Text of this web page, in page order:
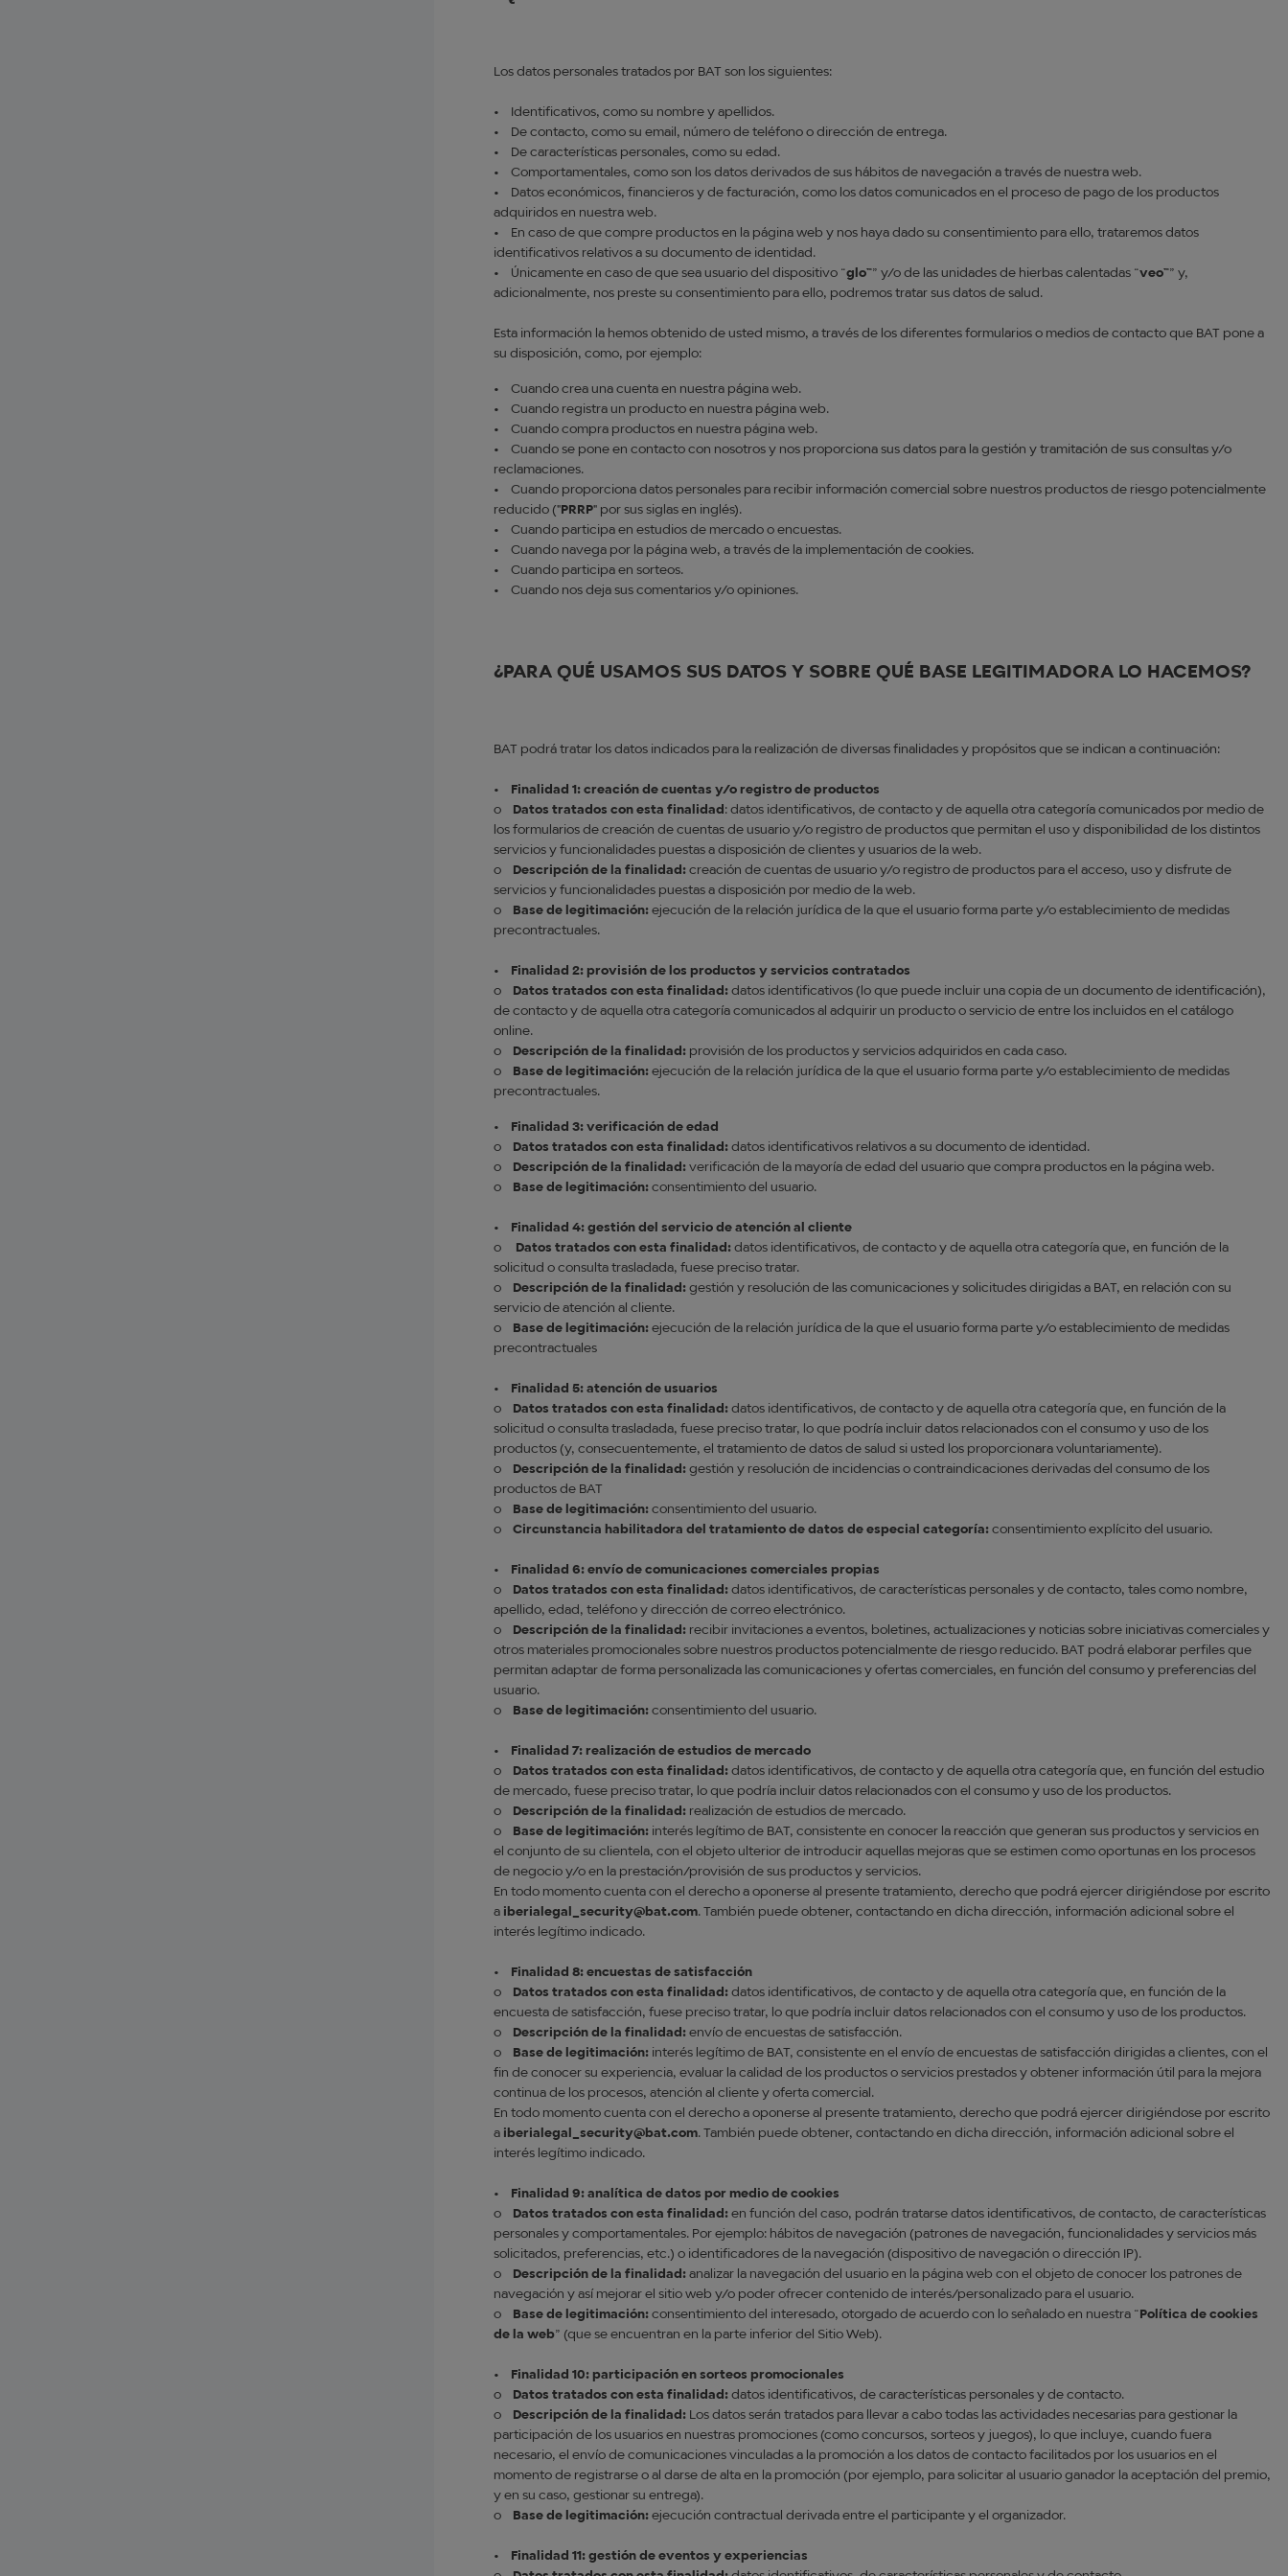
Los datos personales tratados por BAT son los siguientes:
• Identificativos, como su nombre y apellidos.
• De contacto, como su email, número de teléfono o dirección de entrega.
• De características personales, como su edad.
• Comportamentales, como son los datos derivados de sus hábitos de navegación a través de nuestra web.
• Datos económicos, financieros y de facturación, como los datos comunicados en el proceso de pago de los productos
adquiridos en nuestra web.
• En caso de que compre productos en la página web y nos haya dado su consentimiento para ello, trataremos datos
identificativos relativos a su documento de identidad.
• Únicamente en caso de que sea usuario del dispositivo “glo™” y/o de las unidades de hierbas calentadas “veo™” y,
adicionalmente, nos preste su consentimiento para ello, podremos tratar sus datos de salud.
Esta información la hemos obtenido de usted mismo, a través de los diferentes formularios o medios de contacto que BAT pone a
su disposición, como, por ejemplo:
• Cuando crea una cuenta en nuestra página web.
• Cuando registra un producto en nuestra página web.
• Cuando compra productos en nuestra página web.
• Cuando se pone en contacto con nosotros y nos proporciona sus datos para la gestión y tramitación de sus consultas y/o
reclamaciones.
• Cuando proporciona datos personales para recibir información comercial sobre nuestros productos de riesgo potencialmente
reducido (" PRRP" por sus siglas en inglés).
• Cuando participa en estudios de mercado o encuestas.
• Cuando navega por la página web, a través de la implementación de cookies.
• Cuando participa en sorteos.
• Cuando nos deja sus comentarios y/o opiniones.
¿PARA QUÉ USAMOS SUS DATOS Y SOBRE QUÉ BASE LEGITIMADORA LO HACEMOS?
BAT podrá tratar los datos indicados para la realización de diversas finalidades y propósitos que se indican a continuación:
•
Finalidad 1: creación de cuentas y/o registro de productos
o
Datos tratados con esta finalidad : datos identificativos, de contacto y de aquella otra categoría comunicados por medio de
los formularios de creación de cuentas de usuario y/o registro de productos que permitan el uso y disponibilidad de los distintos
servicios y funcionalidades puestas a disposición de clientes y usuarios de la web.
o
Descripción de la finalidad:creación de cuentas de usuario y/o registro de productos para el acceso, uso y disfrute de
servicios y funcionalidades puestas a disposición por medio de la web.
o
Base de legitimación: ejecución de la relación jurídica de la que el usuario forma parte y/o establecimiento de medidas
precontractuales.
•
Finalidad 2: provisión de los productos y servicios contratados
o
Datos tratados con esta finalidad: datos identificativos (lo que puede incluir una copia de un documento de identificación),
de contacto y de aquella otra categoría comunicados al adquirir un producto o servicio de entre los incluidos en el catálogo
online.
o
Descripción de la finalidad: provisión de los productos y servicios adquiridos en cada caso.
o
Base de legitimación: ejecución de la relación jurídica de la que el usuario forma parte y/o establecimiento de medidas
precontractuales.
•
Finalidad 3: verificación de edad
o
Datos tratados con esta finalidad: datos identificativos relativos a su documento de identidad.
o
Descripción de la finalidad: verificación de la mayoría de edad del usuario que compra productos en la página web.
o
Base de legitimación: consentimiento del usuario.
•
Finalidad 4: gestión del servicio de atención al cliente
o
Datos tratados con esta finalidad:datos identificativos, de contacto y de aquella otra categoría que, en función de la
solicitud o consulta trasladada, fuese preciso tratar.
o
Descripción de la finalidad:gestión y resolución de las comunicaciones y solicitudes dirigidas a BAT, en relación con su
servicio de atención al cliente.
o
Base de legitimación:ejecución de la relación jurídica de la que el usuario forma parte y/o establecimiento de medidas
precontractuales
•
Finalidad 5: atención de usuarios
o
Datos tratados con esta finalidad: datos identificativos, de contacto y de aquella otra categoría que, en función de la
solicitud o consulta trasladada, fuese preciso tratar, lo que podría incluir datos relacionados con el consumo y uso de los
productos (y, consecuentemente, el tratamiento de datos de salud si usted los proporcionara voluntariamente).
o
Descripción de la finalidad: gestión y resolución de incidencias o contraindicaciones derivadas del consumo de los
productos de BAT
o
Base de legitimación: consentimiento del usuario.
oCircunstancia habilitadora del tratamiento de datos de especial categoría: consentimiento explícito del usuario.
•
Finalidad 6: envío de comunicaciones comerciales propias
o
Datos tratados con esta finalidad: datos identificativos, de características personales y de contacto, tales como nombre,
apellido, edad, teléfono y dirección de correo electrónico.
o
Descripción de la finalidad: recibir invitaciones a eventos, boletines, actualizaciones y noticias sobre iniciativas comerciales y
otros materiales promocionales sobre nuestros productos potencialmente de riesgo reducido. BAT podrá elaborar perfiles que
permitan adaptar de forma personalizada las comunicaciones y ofertas comerciales, en función del consumo y preferencias del
usuario.
o
Base de legitimación: consentimiento del usuario.
•
Finalidad 7: realización de estudios de mercado
o
Datos tratados con esta finalidad: datos identificativos, de contacto y de aquella otra categoría que, en función del estudio
de mercado, fuese preciso tratar, lo que podría incluir datos relacionados con el consumo y uso de los productos.
o
Descripción de la finalidad: realización de estudios de mercado.
o
Base de legitimación: interés legítimo de BAT, consistente en conocer la reacción que generan sus productos y servicios en
el conjunto de su clientela, con el objeto ulterior de introducir aquellas mejoras que se estimen como oportunas en los procesos
de negocio y/o en la prestación/provisión de sus productos y servicios.
En todo momento cuenta con el derecho a oponerse al presente tratamiento, derecho que podrá ejercer dirigiéndose por escrito
a iberialegal_security@bat.com. También puede obtener, contactando en dicha dirección, información adicional sobre el
interés legítimo indicado.
•
Finalidad 8: encuestas de satisfacción
o
Datos tratados con esta finalidad: datos identificativos, de contacto y de aquella otra categoría que, en función de la
encuesta de satisfacción, fuese preciso tratar, lo que podría incluir datos relacionados con el consumo y uso de los productos.
o
Descripción de la finalidad:envío de encuestas de satisfacción.
o
Base de legitimación: interés legítimo de BAT, consistente en el envío de encuestas de satisfacción dirigidas a clientes, con el
fin de conocer su experiencia, evaluar la calidad de los productos o servicios prestados y obtener información útil para la mejora
continua de los procesos, atención al cliente y oferta comercial.
En todo momento cuenta con el derecho a oponerse al presente tratamiento, derecho que podrá ejercer dirigiéndose por escrito
a iberialegal_security@bat.com. También puede obtener, contactando en dicha dirección, información adicional sobre el
interés legítimo indicado.
•
Finalidad 9: analítica de datos por medio de cookies
o
Datos tratados con esta finalidad:en función del caso, podrán tratarse datos identificativos, de contacto, de características
personales y comportamentales. Por ejemplo: hábitos de navegación (patrones de navegación, funcionalidades y servicios más
solicitados, preferencias, etc.) o identificadores de la navegación (dispositivo de navegación o dirección IP).
o
Descripción de la finalidad: analizar la navegación del usuario en la página web con el objeto de conocer los patrones de
navegación y así mejorar el sitio web y/o poder ofrecer contenido de interés/personalizado para el usuario.
o
Base de legitimación:consentimiento del interesado, otorgado de acuerdo con lo señalado en nuestra “ Política de cookies
de la web” (que se encuentran en la parte inferior del Sitio Web).
•
Finalidad 10: participación en sorteos promocionales
o
Datos tratados con esta finalidad: datos identificativos, de características personales y de contacto.
o
Descripción de la finalidad: Los datos serán tratados para llevar a cabo todas las actividades necesarias para gestionar la
participación de los usuarios en nuestras promociones (como concursos, sorteos y juegos), lo que incluye, cuando fuera
necesario, el envío de comunicaciones vinculadas a la promoción a los datos de contacto facilitados por los usuarios en el
momento de registrarse o al darse de alta en la promoción (por ejemplo, para solicitar al usuario ganador la aceptación del premio,
y en su caso, gestionar su entrega).
o
Base de legitimación: ejecución contractual derivada entre el participante y el organizador.
•
Finalidad 11: gestión de eventos y experiencias